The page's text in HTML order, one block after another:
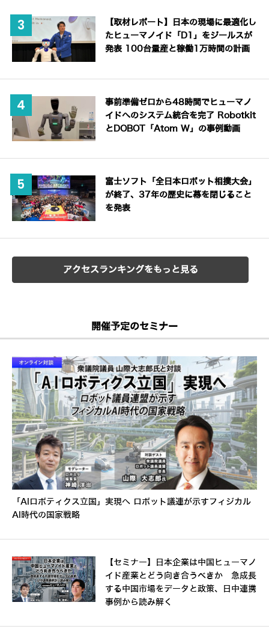
【取材レポート】日本の現場に最適化し
たヒューマノイド「D1」をジールスが
発表 100台量産と稼働1万時間の計画
事前準備ゼロから48時間でヒューマノ
イドへのシステム統合を完了 Robotkit
とDOBOT「Atom W」の事例動画
富士ソフト「全日本ロボット相撲大会」
が終了、37年の歴史に幕を閉じること
を発表
アクセスランキングをもっと見る
開催予定のセミナー
「AIロボティクス立国」実現へ ロボット議連が示すフィジカル
AI時代の国家戦略
【セミナー】日本企業は中国ヒューマノ
イド産業とどう向き合うべきか 急成長
する中国市場をデータと政策、日中連携
事例から読み解く